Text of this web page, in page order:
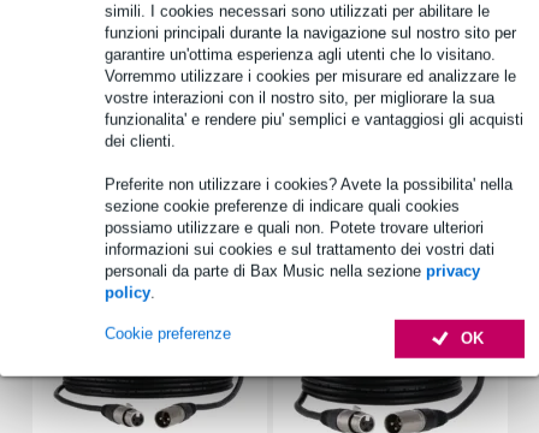
simili. I cookies necessari sono utilizzati per abilitare le
funzioni principali durante la navigazione sul nostro sito per
garantire un'ottima esperienza agli utenti che lo visitano.
Vorremmo utilizzare i cookies per misurare ed analizzare le
vostre interazioni con il nostro sito, per migliorare la sua
funzionalita' e rendere piu' semplici e vantaggiosi gli acquisti
dei clienti.
Preferite non utilizzare i cookies? Avete la possibilita' nella
sezione cookie preferenze di indicare quali cookies
possiamo utilizzare e quali non. Potete trovare ulteriori
informazioni sui cookies e sul trattamento dei vostri dati
personali da parte di Bax Music nella sezione privacy
policy.
OK
Cookie preferenze
Specifiche complete
Vedi anche (2)
Accessori (19)